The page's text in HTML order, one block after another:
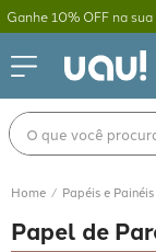
Ganhe 10% OFF na
O que você procura?
Papéis e Painéis
Papel de